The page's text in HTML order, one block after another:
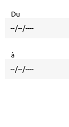
Du
à